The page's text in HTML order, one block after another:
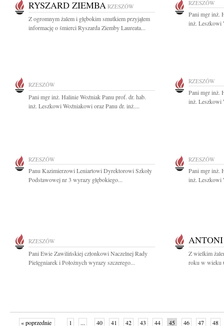
RYSZARD ZIEMBA RZESZÓW
Z ogromnym żalem i głębokim smutkiem przyjąłem
informację o śmierci Ryszarda Ziemby Laureata...
RZESZÓW
Pani mgr inż.
inż. Leszkowi
RZESZÓW
Pani mgr inż. Halinie Woźniak Panu prof. dr. hab.
inż. Leszkowi Woźniakowi oraz Panu dr. inż....
RZESZÓW
Pani mgr inż.
inż. Leszkowi
RZESZÓW
Panu Kazimierzowi Leniartowi Dyrektorowi Szkoły
Podstawowej nr 3 wyrazy głębokiego...
RZESZÓW
Pani mgr inż.
inż. Leszkowi
RZESZÓW
Pani Ewie Zawilińskiej członkowi Naczelnej Rady
Pielęgniarek i Położnych wyrazy szczerego...
Z wielkim
roku w wieku
« poprzednie 1 ... 40 41 42 43 44 45 46 47 48